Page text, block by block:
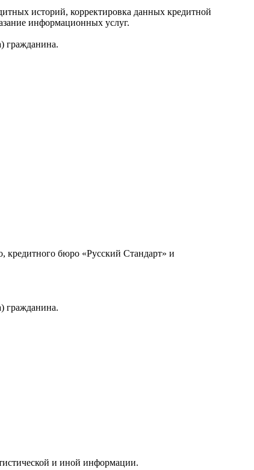
историй, корректировка данных кредитной
информационных услуг.
гражданина.
бюро «Русский Стандарт» и
гражданина.
и иной информации.